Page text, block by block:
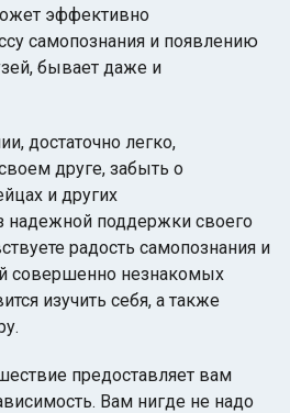
Индийский океан
эффективно
самопознания и появлению
бывает даже и
достаточно легко,
друге, забыть о
и других
надежной поддержки своего
радость самопознания и
совершенно незнакомых
изучить себя, а также
предоставляет вам
Вам нигде не надо